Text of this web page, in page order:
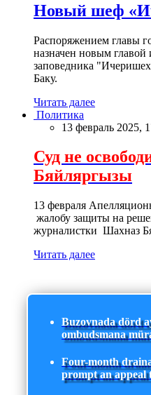
Новый шеф
Распоряжением главы
назначен новым главой
заповедника
Баку.
Читать далее
Политика
13 февраль 2025,
Суд не
Бяйляргызы
13 февраля
жалобу защиты на
журналистки Шахназ
Читать далее
Buzovnada dörd
ombudsmana
Four-month
prompt an appeal